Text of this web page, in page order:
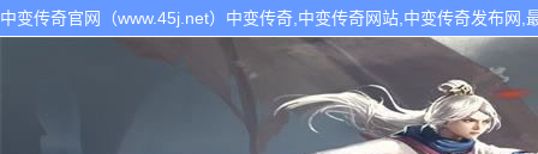
中变传奇官网（www.45j.net）中变传奇,中变传奇网站,中变传奇发布网,